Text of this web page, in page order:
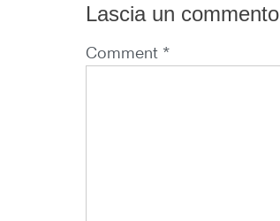
Lascia un commento
Comment *